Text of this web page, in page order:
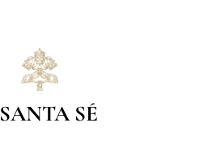
SANTA SÉ